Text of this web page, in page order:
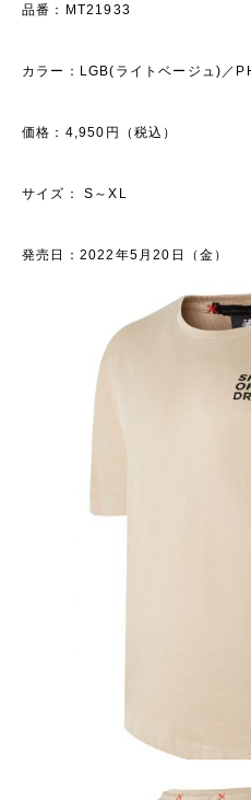
品番：MT21933
カラー：LGB(ライトベージュ)／
価格：4,950円（税込）
サイズ： S～XL
発売日：2022年5月20日（金）